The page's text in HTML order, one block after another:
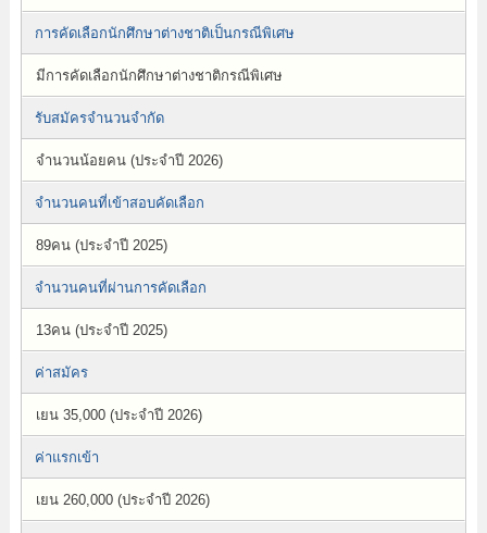
การคัดเลือกนักศึกษาต่างชาติเป็นกรณีพิเศษ
มีการคัดเลือกนักศึกษาต่างชาติกรณีพิเศษ
รับสมัครจำนวนจำกัด
จำนวนน้อยคน (ประจำปี 2026)
จำนวนคนที่เข้าสอบคัดเลือก
89คน (ประจำปี 2025)
จำนวนคนที่ผ่านการคัดเลือก
13คน (ประจำปี 2025)
ค่าสมัคร
เยน 35,000 (ประจำปี 2026)
ค่าแรกเข้า
เยน 260,000 (ประจำปี 2026)